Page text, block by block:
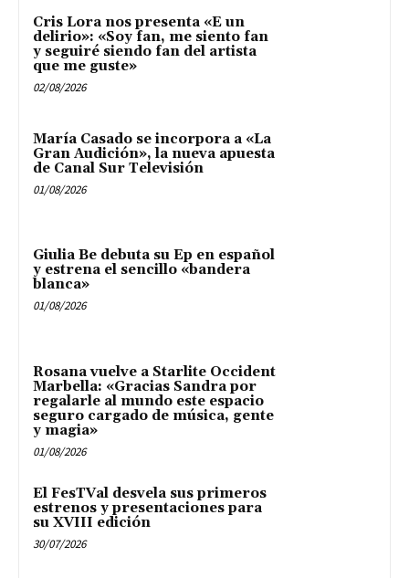
Cris Lora nos presenta «E un
delirio»: «Soy fan, me siento fan
y seguiré siendo fan del artista
que me guste»
02/08/2026
María Casado se incorpora a «La
Gran Audición», la nueva apuesta
de Canal Sur Televisión
01/08/2026
Giulia Be debuta su Ep en español
y estrena el sencillo «bandera
blanca»
01/08/2026
Rosana vuelve a Starlite Occident
Marbella: «Gracias Sandra por
regalarle al mundo este espacio
seguro cargado de música, gente
y magia»
01/08/2026
El FesTVal desvela sus primeros
estrenos y presentaciones para
su XVIII edición
30/07/2026